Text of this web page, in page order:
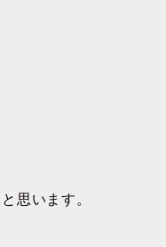
思います。